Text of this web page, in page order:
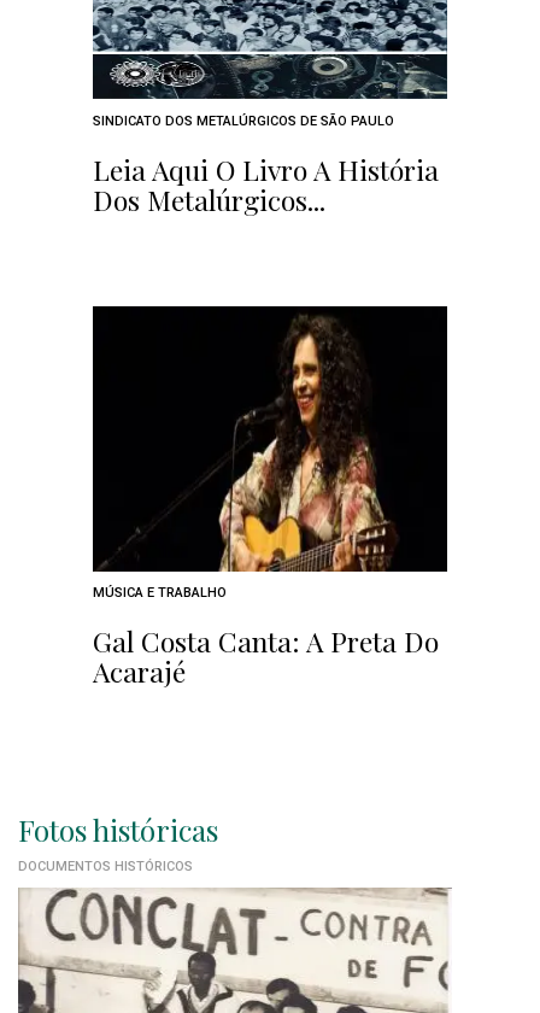
SINDICATO DOS METALÚRGICOS DE SÃO PAULO
Leia Aqui O Livro A História
Dos Metalúrgicos...
MÚSICA E TRABALHO
Gal Costa Canta: A Preta Do
Acarajé
Fotos históricas
DOCUMENTOS HISTÓRICOS